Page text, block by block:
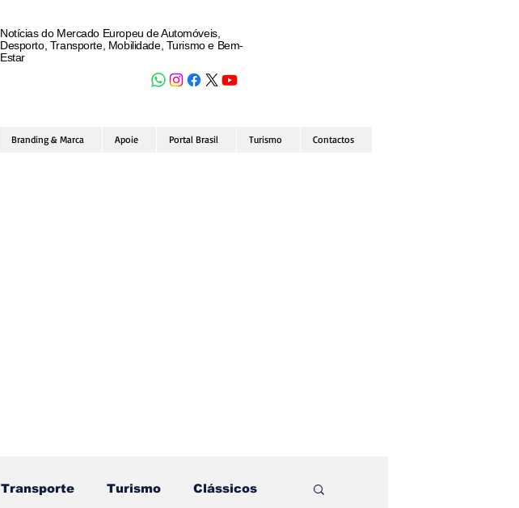
Notícias do Mercado Europeu de Automóveis,
Desporto, Transporte, Mobilidade, Turismo e Bem-
Estar
Branding & Marca Apoie Portal Brasil Turismo Contactos
Transporte Turismo Clássicos